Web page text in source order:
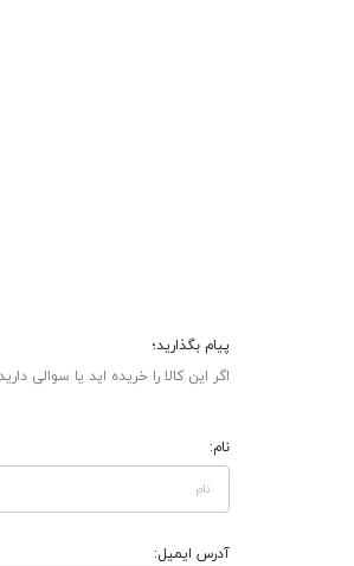
پیام بگذارید؛
اگر این کالا را خریده اید یا سوالی
نام:
آدرس ایمیل: